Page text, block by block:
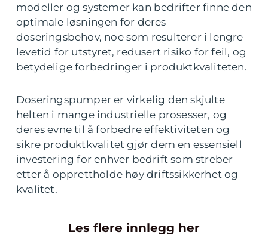
modeller og systemer kan bedrifter finne den
optimale løsningen for deres
doseringsbehov, noe som resulterer i lengre
levetid for utstyret, redusert risiko for feil, og
betydelige forbedringer i produktkvaliteten.
Doseringspumper er virkelig den skjulte
helten i mange industrielle prosesser, og
deres evne til å forbedre effektiviteten og
sikre produktkvalitet gjør dem en essensiell
investering for enhver bedrift som streber
etter å opprettholde høy driftssikkerhet og
kvalitet.
Les flere innlegg her